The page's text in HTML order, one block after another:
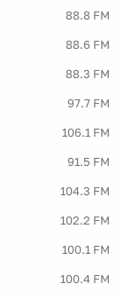
88.8 FM
88.6 FM
88.3 FM
97.7 FM
106.1 FM
91.5 FM
104.3 FM
102.2 FM
100.1 FM
100.4 FM